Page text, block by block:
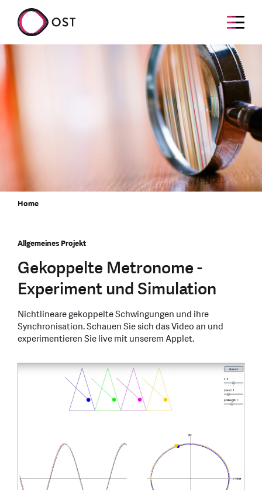
Home
Allgemeines Projekt
Gekoppelte Metronome -
Experiment und Simulation
Nichtlineare gekoppelte Schwingungen und ihre
Synchronisation. Schauen Sie sich das Video an und
experimentieren Sie live mit unserem Applet.